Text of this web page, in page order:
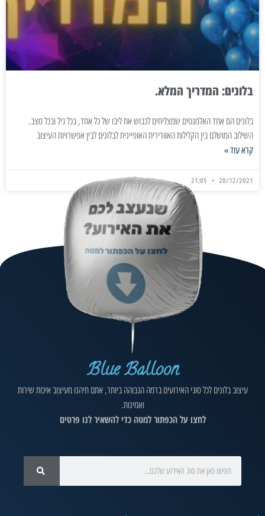
בלונים: המדריך המלא.
בלונים הם אחד האלמנטים שמצליחים לכבוש את ליבו של כל אחד, בכל גיל ובכל מצב.
השילוב המושלם בין הקלילות האוורירית האופיינית לבלונים לבין אפשרויות העיצוב
קרא עוד »
20/12/2021
Blue Balloon
עיצוב בלונים לכל סוגי האירועים ברמה הגבוהה ביותר, אתם תיהנו מעיצוב איכות שירות
ואמינות.
לחצו על הכפתור למטה כדי להשאיר לנו פרטים